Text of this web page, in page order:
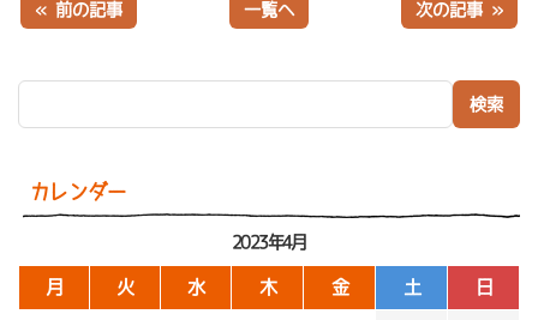
カレンダー
2023年4月
月 火 水 木 金 土 日
« 前の記事 一覧へ 次の記事 »